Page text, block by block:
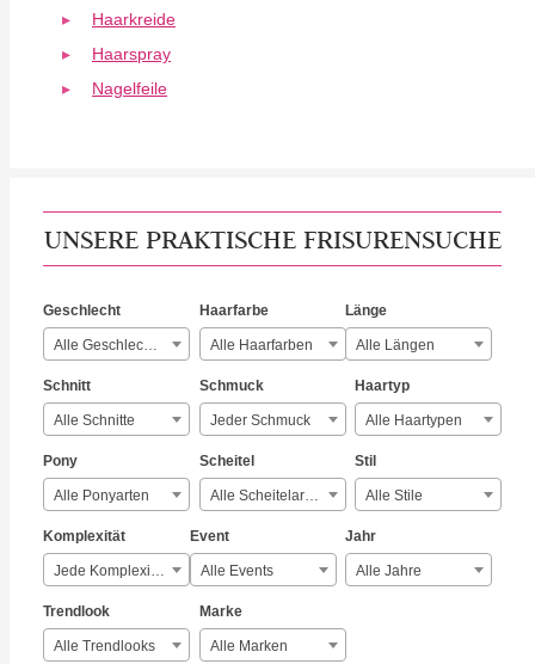
Haarkreide
Haarspray
Nagelfeile
UNSERE PRAKTISCHE FRISURENSUCHE
Geschlecht
Alle Geschlechter
Haarfarbe
Alle Haarfarben
Länge
Alle Längen
Schnitt
Alle Schnitte
Schmuck
Jeder Schmuck
Haartyp
Alle Haartypen
Pony
Alle Ponyarten
Scheitel
Alle Scheitelarten
Stil
Alle Stile
Komplexität
Jede Komplexität
Event
Alle Events
Jahr
Alle Jahre
Trendlook
Alle Trendlooks
Marke
Alle Marken